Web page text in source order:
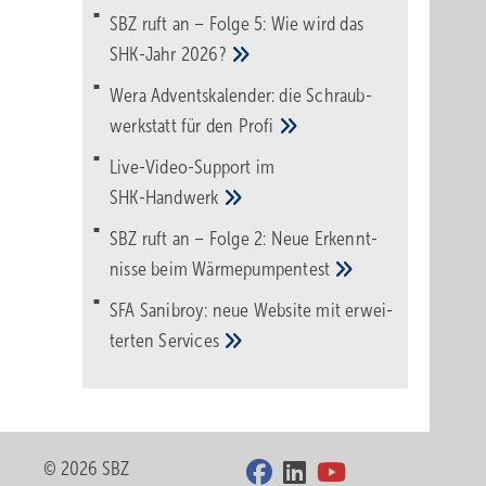
SBZ ruft an – Folge 5: Wie wird das
SHK-Jahr 2026?
Wera Adventskalender: die Schraub­
werk­statt für den Pro­fi
Live-Video-Support im
SHK-Handwerk
SBZ ruft an – Folge 2: Neue Erkennt­
nisse beimWärme­pumpen­test
SFA Sanibroy: neue Web­site mit erwei­
tertenServices
© 2026 SBZ